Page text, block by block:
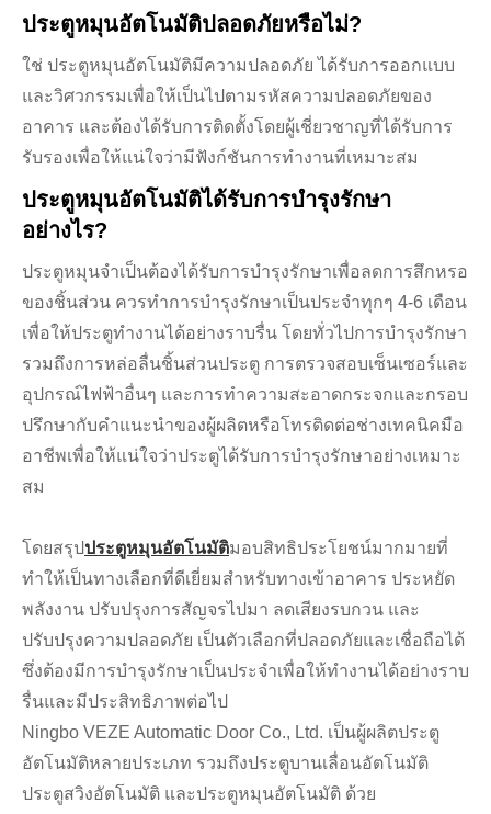
ประตูหมุนอัตโนมัติปลอดภัยหรือไม่?
ใช่ ประตูหมุนอัตโนมัติมีความปลอดภัย ได้รับการออกแบบ
และวิศวกรรมเพื่อให้เป็นไปตามรหัสความปลอดภัยของ
อาคาร และต้องได้รับการติดตั้งโดยผู้เชี่ยวชาญที่ได้รับการ
รับรองเพื่อให้แน่ใจว่ามีฟังก์ชันการทำงานที่เหมาะสม
ประตูหมุนอัตโนมัติได้รับการบำรุงรักษา
อย่างไร?
ประตูหมุนจำเป็นต้องได้รับการบำรุงรักษาเพื่อลดการสึกหรอ
ของชิ้นส่วน ควรทำการบำรุงรักษาเป็นประจำทุกๆ 4-6 เดือน
เพื่อให้ประตูทำงานได้อย่างราบรื่น โดยทั่วไปการบำรุงรักษา
รวมถึงการหล่อลื่นชิ้นส่วนประตู การตรวจสอบเซ็นเซอร์และ
อุปกรณ์ไฟฟ้าอื่นๆ และการทำความสะอาดกระจกและกรอบ
ปรึกษากับคำแนะนำของผู้ผลิตหรือโทรติดต่อช่างเทคนิคมือ
อาชีพเพื่อให้แน่ใจว่าประตูได้รับการบำรุงรักษาอย่างเหมาะ
สม
โดยสรุป ประตูหมุนอัตโนมัติมอบสิทธิประโยชน์มากมายที่
ทำให้เป็นทางเลือกที่ดีเยี่ยมสำหรับทางเข้าอาคาร ประหยัด
พลังงาน ปรับปรุงการสัญจรไปมา ลดเสียงรบกวน และ
ปรับปรุงความปลอดภัย เป็นตัวเลือกที่ปลอดภัยและเชื่อถือได้
ซึ่งต้องมีการบำรุงรักษาเป็นประจำเพื่อให้ทำงานได้อย่างราบ
รื่นและมีประสิทธิภาพต่อไป
Ningbo VEZE Automatic Door Co., Ltd. เป็นผู้ผลิตประตู
อัตโนมัติหลายประเภท รวมถึงประตูบานเลื่อนอัตโนมัติ
ประตูสวิงอัตโนมัติ และประตูหมุนอัตโนมัติ ด้วย